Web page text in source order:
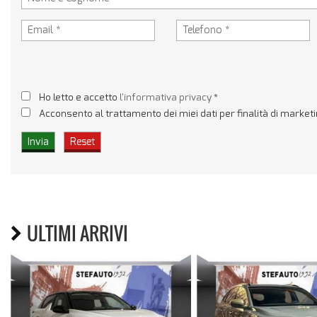
Ho letto e accetto l'informativa privacy*
Acconsento al trattamento dei miei dati per finalità di
ULTIMI ARRIVI